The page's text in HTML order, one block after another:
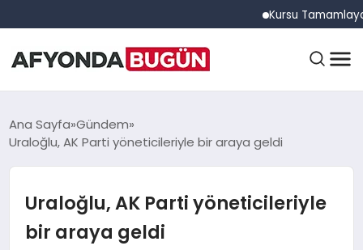
Kursu Tamamlayan
ANASAYFA
EĞITIM
Ana Sayfa Gündem
Uraloğlu, AK Parti yöneticileriyle bir araya geldi
Uraloğlu, AK Parti yöneticileriyle
bir araya geldi